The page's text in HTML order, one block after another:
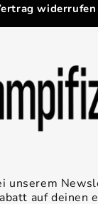
widerrufen
unserem
auf deinen